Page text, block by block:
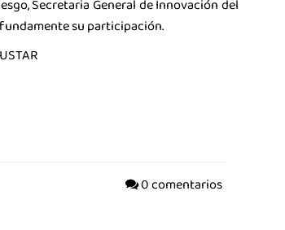
Secretaria General de Innovación del
su participación.
0 comentarios